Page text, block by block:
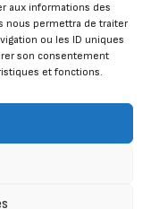
aux informations des
nous permettra de traiter
ou les ID uniques
son consentement
et fonctions.